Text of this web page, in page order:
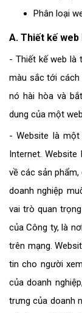
Phân loại
A. Thiết kế
- Thiết kế web là
màu sắc tới cách
nó hài hòa và
dung của một
- Website là một
Internet.
về các sản
doanh nghiệp
vai trò quan
của Công ty, là
trên mạng.
tin cho người
của doanh
trưng của doanh